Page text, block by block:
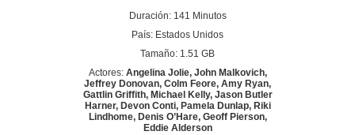
Duración: 141 Minutos
País: Estados Unidos
Tamaño: 1.51 GB
Actores: Angelina Jolie, John Malkovich,
Jeffrey Donovan, Colm Feore, Amy Ryan,
Gattlin Griffith, Michael Kelly, Jason Butler
Harner, Devon Conti, Pamela Dunlap, Riki
Lindhome, Denis O’Hare, Geoff Pierson,
Eddie Alderson